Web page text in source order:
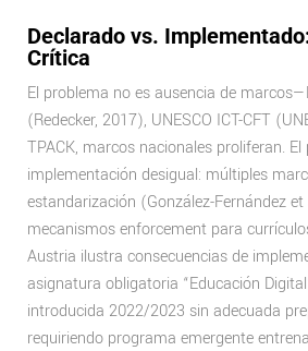
Declarado vs.
Crítica
El problema no es ausencia de
(Redecker, 2017), UNESCO ICT-CFT
TPACK, marcos nacionales proliferan.
implementación desigual: múltiples
estandarización (González-Fernández
mecanismos enforcement para
Austria ilustra consecuencias de
asignatura obligatoria “Educación
introducida 2022/2023 sin adecuada
requiriendo programa emergente